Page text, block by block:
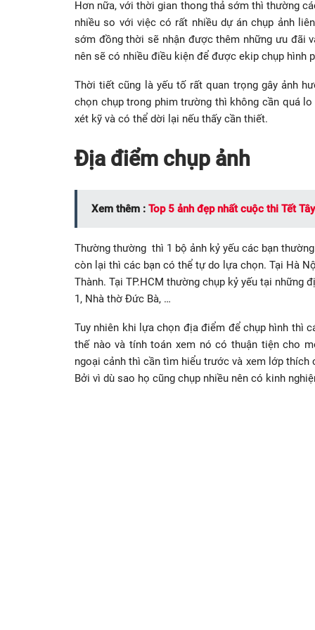
Hơn nữa, với thời gian thong thả sớm thì thường
nhiều so với việc có rất nhiều dự án chụp ảnh
sớm đồng thời sẽ nhận được thêm những ưu đãi
nên sẽ có nhiều điều kiện để được ekip chụp hình
Thời tiết cũng là yếu tố rất quan trọng gây ảnh
chọn chụp trong phim trường thì không cần quá
xét kỹ và có thể dời lại nếu thấy cần thiết.
Địa điểm chụp ảnh
Xem thêm : Top 5 ảnh đẹp nhất cuộc thi Tết
Thường thường thì 1 bộ ảnh kỷ yếu các bạn
còn lại thì các bạn có thể tự do lựa chọn. Tại Hà
Thành. Tại TP.HCM thường chụp kỷ yếu tại những
1, Nhà thờ Đức Bà, …
Tuy nhiên khi lựa chọn địa điểm để chụp hình thì
thế nào và tính toán xem nó có thuận tiện cho
ngoại cảnh thì cần tìm hiểu trước và xem lớp
Bởi vì dù sao họ cũng chụp nhiều nên có kinh